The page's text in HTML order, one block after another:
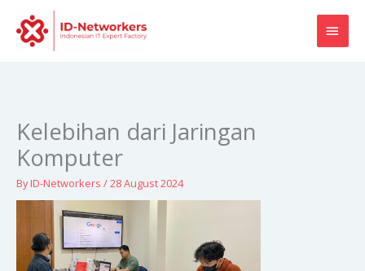
content
Kelebihan dari Jaringan
Komputer
ByID-Networkers /28 August 2024